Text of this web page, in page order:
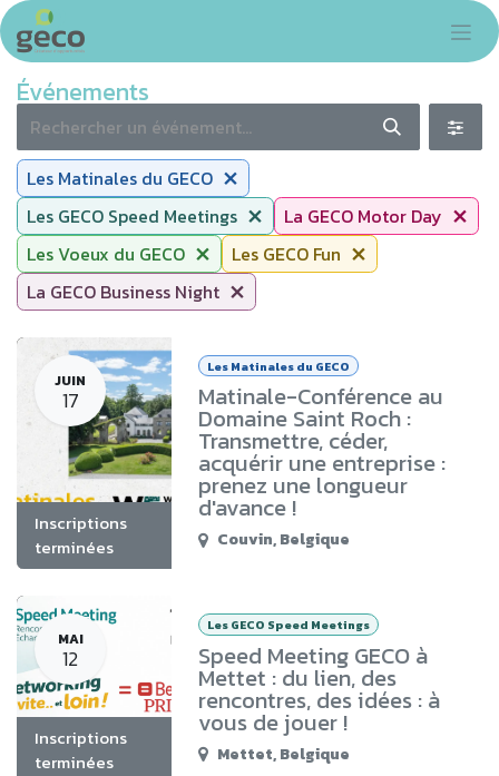
Se rendre au contenu
Événements
Les Matinales du GECO
Les GECO Speed Meetings
La GECO Motor Day
Les Voeux du GECO
Les GECO Fun
La GECO Business Night
JUIN
17
Inscriptions
terminées
Les Matinales du GECO
Matinale-Conférence au
Domaine Saint Roch :
Transmettre, céder,
acquérir une entreprise :
prenez une longueur
d'avance !
Couvin,Belgique
MAI
12
Inscriptions
terminées
Les GECO Speed Meetings
Speed Meeting GECO à
Mettet : du lien, des
rencontres, des idées : à
vous de jouer !
Mettet,Belgique